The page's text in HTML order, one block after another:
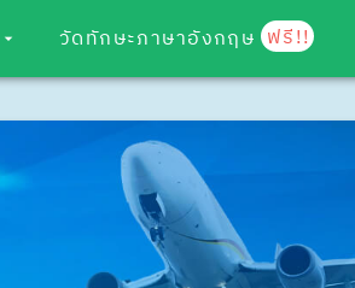
วัดทักษะภาษาอังกฤษ ฟรี!!